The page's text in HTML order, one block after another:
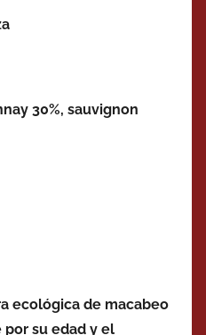
30%, sauvignon
ecológica de macabeo
su edad y el